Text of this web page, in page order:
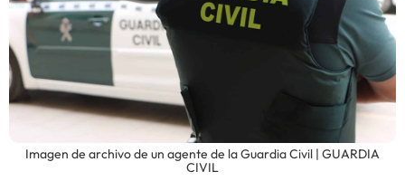
Imagen de archivo de un agente de la Guardia Civil | GUARDIA
CIVIL